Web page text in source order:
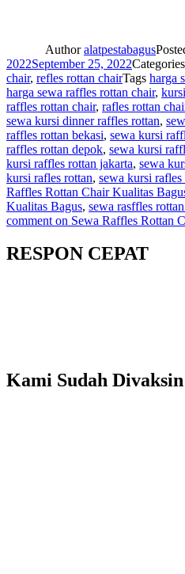
Authoralatpestabagus
2022September 25, 2022Categories
chair, refles rottan chairTags harga
harga sewa raffles rottan chair,
raffles rottan chair, rafles rottan
sewa kursi dinner raffles rottan,
raffles rottan bekasi, sewa kursi
raffles rottan depok, sewa kursi
kursi raffles rottan jakarta, sewa
kursi rafles rottan, sewa kursi
Raffles Rottan Chair Kualitas
Kualitas Bagus, sewa rasffles
comment on Sewa Raffles Rottan
RESPON CEPAT
Kami Sudah Divaksin